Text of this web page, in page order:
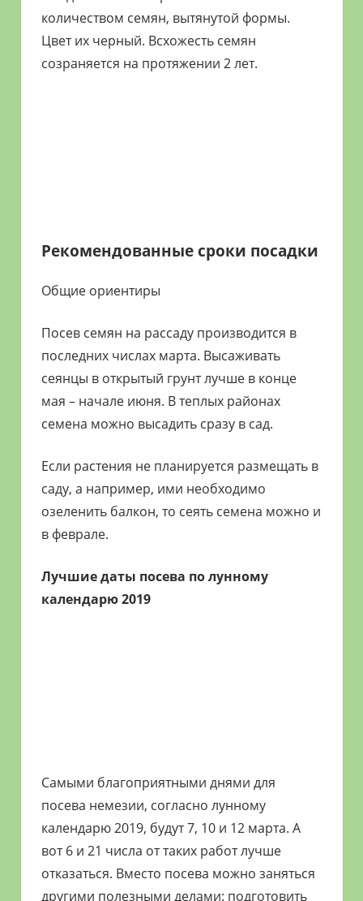
количеством семян, вытянутой формы.
Цвет их черный. Всхожесть семян
созраняется на протяжении 2 лет.
Рекомендованные сроки посадки
Общие ориентиры
Посев семян на рассаду производится в
последних числах марта. Высаживать
сеянцы в открытый грунт лучше в конце
мая – начале июня. В теплых районах
семена можно высадить сразу в сад.
Если растения не планируется размещать в
саду, а например, ими необходимо
озеленить балкон, то сеять семена можно и
в феврале.
Лучшие даты посева по лунному
календарю 2019
Самыми благоприятными днями для
посева немезии, согласно лунному
календарю 2019, будут 7, 10 и 12 марта. А
вот 6 и 21 числа от таких работ лучше
отказаться. Вместо посева можно заняться
другими полезными делами: подготовить